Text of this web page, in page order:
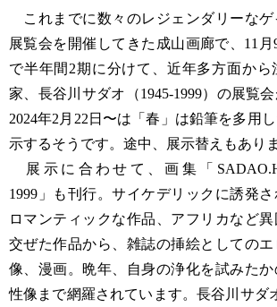
これまでに数々のレジェンダリーなゲ
展覧会を開催してきた成山画廊で、11月
で半年間2期に分けて、近年多方面か
家、長谷川サダオ（1945-1999）の展覧会
2024年2月22日〜は「春」は鉛筆を多用
示するそうです。途中、展示替えもありま
展示に合わせて、画集「
1999」も刊行。サイケデリックに誘発
ロマンティックな作品、アフリカなど
交ぜた作品から、雑誌の挿絵としての
像、漫画。晩年、自身の浄化を試みた
性像まで網羅されています。長谷川サダ